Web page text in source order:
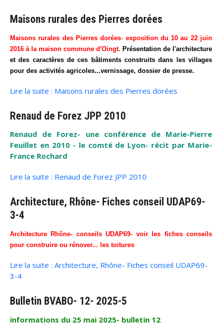
Maisons rurales des Pierres dorées
Maisons rurales des Pierres dorées- exposition du 10 au 22 juin
2016 à la maison commune d'Oingt. Présentation de l'architecture
et des caractères de ces bâtiments construits dans les villages
pour des activités agricoles...vernissage, dossier de presse.
Lire la suite : Maisons rurales des Pierres dorées
Renaud de Forez JPP 2010
Renaud de Forez- une conférence de Marie-Pierre
Feuillet en 2010 - le comté de Lyon- récit par Marie-
France Rochard
Lire la suite : Renaud de Forez JPP 2010
Architecture, Rhône- Fiches conseil UDAP69-
3-4
Architecture Rhône- conseils UDAP69- voir les fiches conseils
pour construire ou rénover... les toitures
Lire la suite : Architecture, Rhône- Fiches conseil UDAP69-
3-4
Bulletin BVABO- 12- 2025-5
informations du 25 mai 2025- bulletin 12